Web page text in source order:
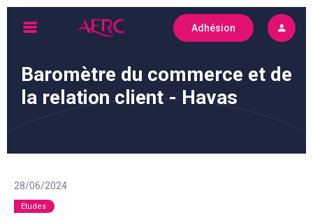
Adhésion
Baromètre du commerce et de
la relation client - Havas
28/06/2024
Etudes